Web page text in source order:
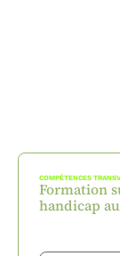
COMPÉTENCES
Formation
handicap